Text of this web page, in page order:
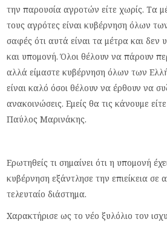
την παρουσία αγροτών είτε χωρίς. Τα
τους αγρότες είναι κυβέρνηση όλων
σαφές ότι αυτά είναι τα μέτρα και δεν
και υπομονή. Όλοι θέλουν να πάρουν
αλλά είμαστε κυβέρνηση όλων των
είναι καλό όσοι θέλουν να έρθουν να
ανακοινώσεις. Εμείς θα τις κάνουμε
Παύλος Μαρινάκης.
Ερωτηθείς τι σημαίνει ότι η υπομονή
κυβέρνηση εξάντλησε την επιείκεια
τελευταίο διάστημα.
Χαρακτήρισε ως το νέο ξυλόλιο τον